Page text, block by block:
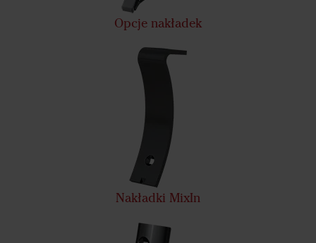
Opcje nakładek
Nakładki MixIn